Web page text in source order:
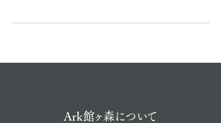
Ark館ヶ森について